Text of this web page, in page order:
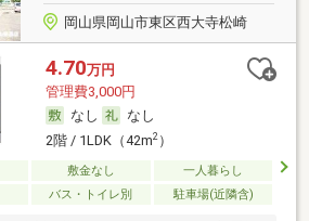
岡山県岡山市東区西大寺松崎
4.70万円
管理費3,000円
なし
なし
2階 / 1LDK（42m2）
敷金なし
一人暮らし
バス・トイレ別 駐車場(近隣含)